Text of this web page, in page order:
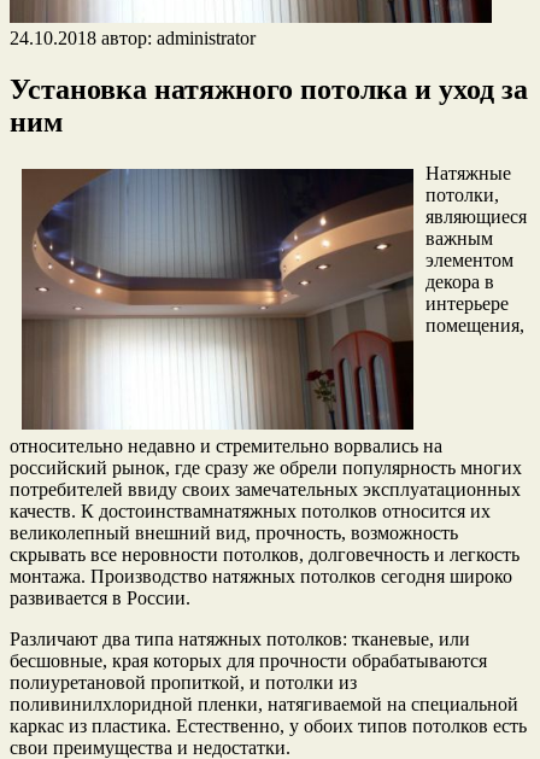
24.10.2018 автор: administrator
Установка натяжного потолка и уход за
ним
Натяжные
потолки,
являющиеся
важным
элементом
декора в
интерьере
помещения,
относительно недавно и стремительно ворвались на
российский рынок, где сразу же обрели популярность многих
потребителей ввиду своих замечательных эксплуатационных
качеств. К достоинствамнатяжных потолков относится их
великолепный внешний вид, прочность, возможность
скрывать все неровности потолков, долговечность и легкость
монтажа. Производство натяжных потолков сегодня широко
развивается в России.
Различают два типа натяжных потолков: тканевые, или
бесшовные, края которых для прочности обрабатываются
полиуретановой пропиткой, и потолки из
поливинилхлоридной пленки, натягиваемой на специальной
каркас из пластика. Естественно, у обоих типов потолков есть
свои преимущества и недостатки.